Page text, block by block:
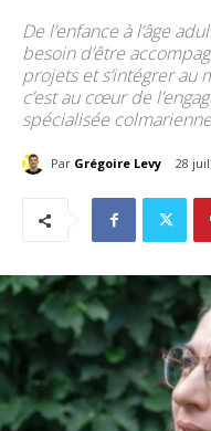
De l’enfance à l’âge
besoin d’être
projets et s’intégrer au
c’est au cœur de
spécialisée
Par Grégoire Levy 28